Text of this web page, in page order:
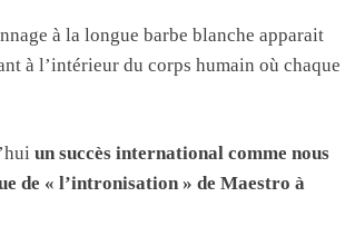
à la longue barbe blanche apparait
à l’intérieur du corps humain où chaque
un succès international comme nous
de « l’intronisation » de Maestro à